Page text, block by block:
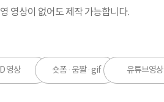
영상이 없어도 제작 가능합니다.
영상 숏폼 · 움짤 · gif 유튜브영상